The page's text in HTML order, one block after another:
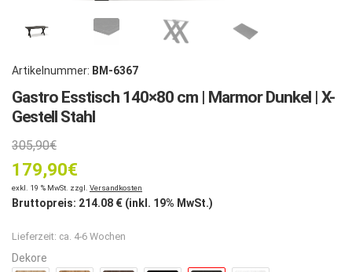
Artikelnummer: BM-6367
Gastro Esstisch 140×80 cm | Marmor Dunkel | X-
Gestell Stahl
305,90€Ursprünglicher
Preis
war:
305,90€
179,90€
Aktueller
Preis
ist:
exkl. 19 % MwSt. zzgl. Versandkosten
Bruttopreis: 214.08 € (inkl. 19% MwSt.)
Lieferzeit: ca. 4-6 Wochen
Dekore